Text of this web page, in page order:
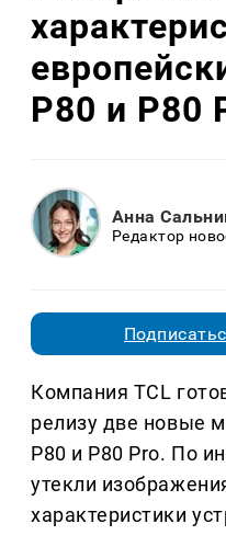
P80 и P80
Анна
Редактор
Компания TCL
релизу две новые
P80 и P80 Pro. По
утекли
характеристики